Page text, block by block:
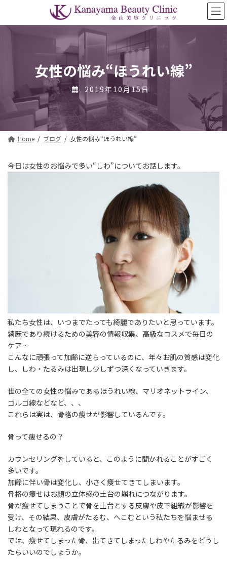
テ
ゲ
女性の悩み“ほうれい線”
2019年10月15日
Home ブログ 女性の悩み“ほうれい線”
今日は女性のお悩みで多い“しわ”についてお話します。
私たち女性は、いつまでたっても綺麗でありたいと思っています。
綺麗であり続けるための美容の情報収集、高級なコスメで毎日の
ケア…
こんなに頑張って加齢に逆らっているのに、年々お肌の質感は変化
し、しわ・たるみは出現し少しずつ深くなっていきます。
世の全ての女性の悩みであるほうれい線、マリオネットライン、
ゴルゴ線などなど、、、
これらは実は、骨格の痩せが影響しているんです。
骨って痩せるの？
カウンセリングをしていると、このように聞かれることがすごく
多いです。
加齢に伴い骨は変化し、小さく痩せてきてしまいます。
骨格の痩せはお顔の立体感の土台の崩れにつながります。
骨が痩せてしまうことで骨を土台とする皮膚や皮下組織が影響を
受け、その結果、皮膚がたるむ、へこむという私たちを悩ませる
しわとなって現れるのです。
では、痩せてしまった骨、出てきてしまったしわやたるみをどうし
たらいいのでしょうか。